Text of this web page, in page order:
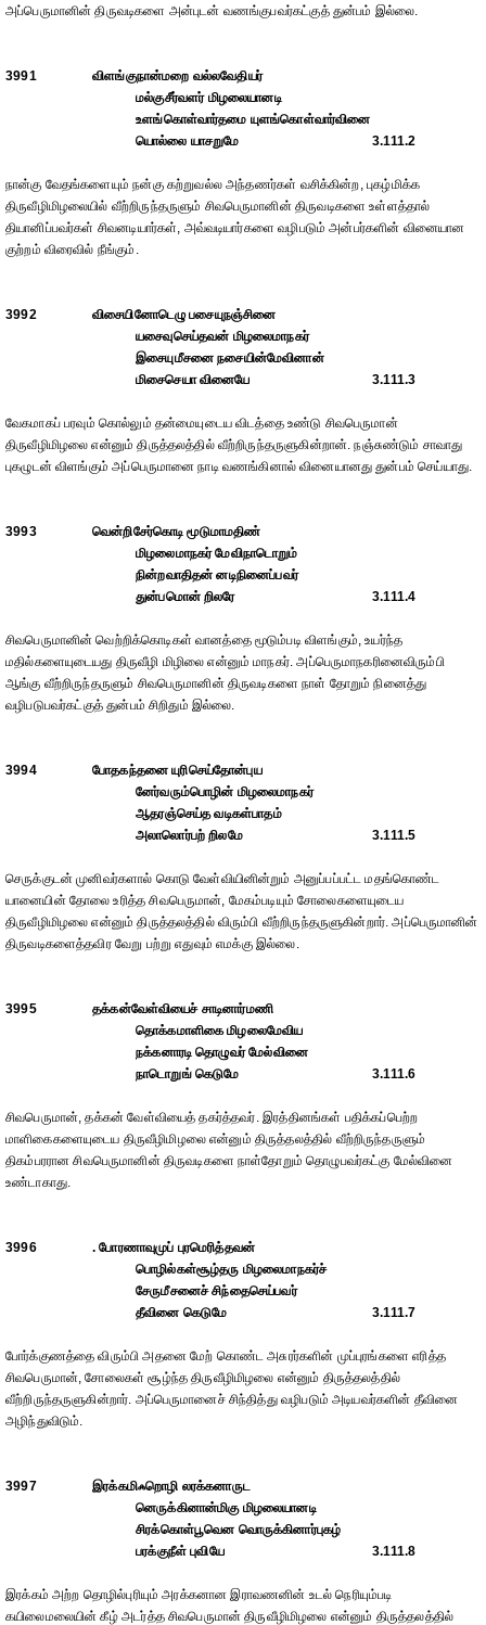
அப்பெருமானின் திருவடிகளை அன்புடன் வணங்குபவர்கட்குத் துன்பம் இல்லை.
3991
விளங்குநான்மறை வல்லவேதியர்
மல்குசீர்வளர் மிழலையானடி
உளங்கொள்வார்தமை யுளங்கொள்வார்வினை
யொல்லை யாசறுமே
3.111.2
நான்கு வேதங்களையும் நன்கு கற்றுவல்ல அந்தணர்கள் வசிக்கின்ற, புகழ்மிக்க
திருவீழிமிழலையில் வீற்றிருந்தருளும் சிவபெருமானின் திருவடிகளை உள்ளத்தால்
தியானிப்பவர்கள் சிவனடியார்கள், அவ்வடியார்களை வழிபடும் அன்பர்களின் வினையான
குற்றம் விரைவில் நீங்கும்.
3992
விசையினோடெழு பசையுநஞ்சினை
யசைவுசெய்தவன் மிழலைமாநகர்
இசையுமீசனை நசையின்மேவினான்
மிசைசெயா வினையே
3.111.3
வேகமாகப் பரவும் கொல்லும் தன்மையுடைய விடத்தை உண்டு சிவபெருமான்
திருவீழிமிழலை என்னும் திருத்தலத்தில் வீற்றிருந்தருளுகின்றான். நஞ்சுண்டும் சாவாது
புகழுடன் விளங்கும் அப்பெருமானை நாடி வணங்கினால் வினையானது துன்பம் செய்யாது.
3993
வென்றிசேர்கொடி மூடுமாமதிண்
மிழலைமாநகர் மேவிநாடொறும்
நின்றவாதிதன் னடிநினைப்பவர்
துன்பமொன் றிலரே
3.111.4
சிவபெருமானின் வெற்றிக்கொடிகள் வானத்தை மூடும்படி விளங்கும், உயர்ந்த
மதில்களையுடையது திருவீழி மிழிலை என்னும் மாநகர். அப்பெருமாநகரினைவிரும்பி
ஆங்கு வீற்றிருந்தருளும் சிவபெருமானின் திருவடிகளை நாள் தோறும் நினைத்து
வழிபடுபவர்கட்குத் துன்பம் சிறிதும் இல்லை.
3994
போதகந்தனை யுரிசெய்தோன்புய
னேர்வரும்பொழின் மிழலைமாநகர்
ஆதரஞ்செய்த வடிகள்பாதம்
அலாலொர்பற் றிலமே
3.111.5
செருக்குடன் முனிவர்களால் கொடு வேள்வியினின்றும் அனுப்பப்பட்ட மதங்கொண்ட
யானையின் தோலை உரித்த சிவபெருமான், மேகம்படியும் சோலைகளையுடைய
திருவீழிமிழலை என்னும் திருத்தலத்தில் விரும்பி வீற்றிருந்தருளுகின்றார். அப்பெருமானின்
திருவடிகளைத்தவிர வேறு பற்று எதுவும் எமக்கு இல்லை.
3995
தக்கன்வேள்வியைச் சாடினார்மணி
தொக்கமாளிகை மிழலைமேவிய
நக்கனாரடி தொழுவர் மேல்வினை
நாடொறுங் கெடுமே
3.111.6
சிவபெருமான், தக்கன் வேள்வியைத் தகர்த்தவர். இரத்தினங்கள் பதிக்கப்பெற்ற
மாளிகைகளையுடைய திருவீழிமிழலை என்னும் திருத்தலத்தில் வீற்றிருந்தருளும்
திகம்பரரான சிவபெருமானின் திருவடிகளை நாள்தோறும் தொழுபவர்கட்கு மேல்வினை
உண்டாகாது.
3996
. போரணாவுமுப் புரமெரித்தவன்
பொழில்கள்சூழ்தரு மிழலைமாநகர்ச்
சேருமீசனைச் சிந்தைசெய்பவர்
தீவினை கெடுமே
3.111.7
போர்க்குணத்தை விரும்பி அதனை மேற் கொண்ட அசுரர்களின் முப்புரங்களை எரித்த
சிவபெருமான், சோலைகள் சூழ்ந்த திருவீழிமிழலை என்னும் திருத்தலத்தில்
வீற்றிருந்தருளுகின்றார். அப்பெருமானைச் சிந்தித்து வழிபடும் அடியவர்களின் தீவினை
அழிந்துவிடும்.
3997
இரக்கமிஃறொழி லரக்கனாருட
னெருக்கினான்மிகு மிழலையானடி
சிரக்கொள்பூவென வொருக்கினார்புகழ்
பரக்குநீள் புவியே
3.111.8
இரக்கம் அற்ற தொழில்புரியும் அரக்கனான இராவணனின் உடல் நெரியும்படி
கயிலைமலையின் கீழ் அடர்த்த சிவபெருமான் திருவீழிமிழலை என்னும் திருத்தலத்தில்